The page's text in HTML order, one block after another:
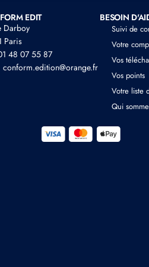
EDIT
Darboy
Paris
48 07 55 87
conform.edition@orange.fr
BESOIN
Suivi de
Votre
Vos
Vos points
Votre liste
Qui